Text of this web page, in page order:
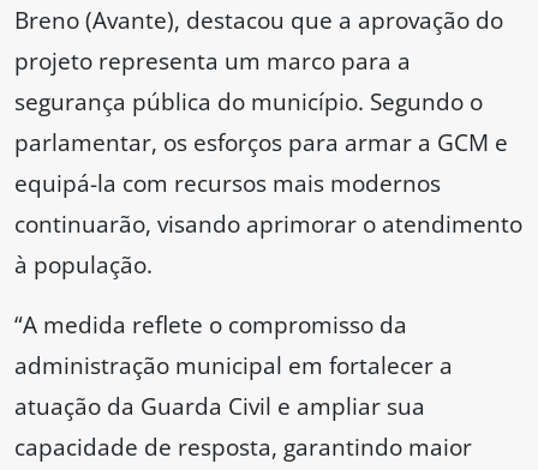
Breno (Avante), destacou que a aprovação do
projeto representa um marco para a
segurança pública do município. Segundo o
parlamentar, os esforços para armar a GCM e
equipá-la com recursos mais modernos
continuarão, visando aprimorar o atendimento
à população.
“A medida reflete o compromisso da
administração municipal em fortalecer a
atuação da Guarda Civil e ampliar sua
capacidade de resposta, garantindo maior